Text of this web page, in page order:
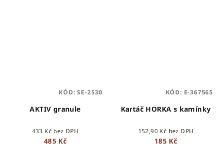
AKTIV granule
433 Kč bez DPH
485 Kč
KÓD:SE-2530
Kartáč HORKA s kamínky
152,90 Kč bez DPH
185 Kč
KÓD: E-367565